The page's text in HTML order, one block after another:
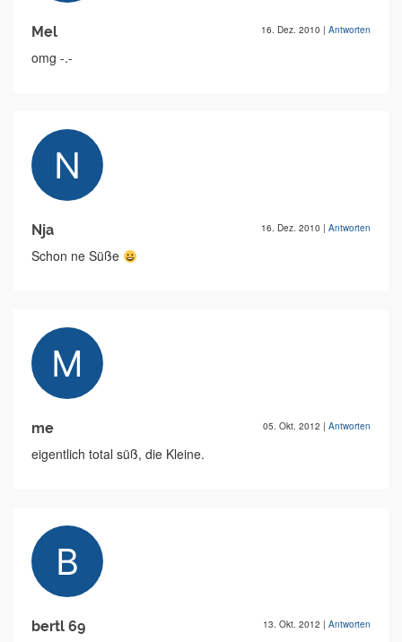
Mel 16. Dez. 2010 | Antworten
omg -.-
Nja 16. Dez. 2010 | Antworten
Schon ne Süße
me 05. Okt. 2012 | Antworten
eigentlich total süß, die Kleine.
bertl 69 13. Okt. 2012 | Antworten